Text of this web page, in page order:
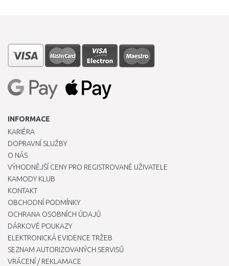
INFORMACE
KARIÉRA
DOPRAVNÍ SLUŽBY
O NÁS
VÝHODNĚJŠÍ CENY PRO REGISTROVANÉ UŽIVATELE
KAMODY KLUB
KONTAKT
OBCHODNÍ PODMÍNKY
OCHRANA OSOBNÍCH ÚDAJŮ
DÁRKOVÉ POUKAZY
ELEKTRONICKÁ EVIDENCE TRŽEB
SEZNAM AUTORIZOVANÝCH SERVISŮ
VRÁCENÍ / REKLAMACE